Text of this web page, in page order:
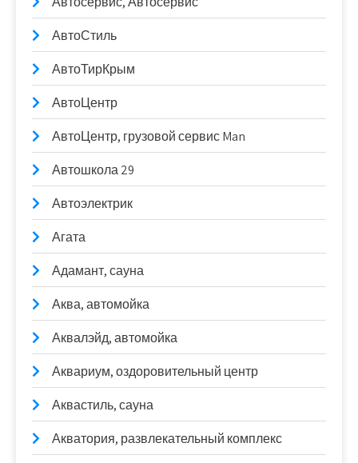
АвтоСтиль
АвтоТирКрым
АвтоЦентр
АвтоЦентр, грузовой сервис Man
Автошкола 29
Автоэлектрик
Агата
Адамант, сауна
Аква, автомойка
Аквалэйд, автомойка
Аквариум, оздоровительный центр
Аквастиль, сауна
Акватория, развлекательный комплекс